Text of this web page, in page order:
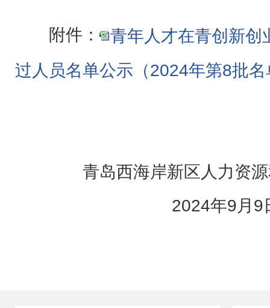
附件：
青年人才在青创新创
过人员名单公示（2024年第8批
青岛西海岸新区人力资
2024年9月9